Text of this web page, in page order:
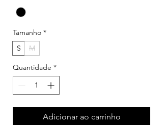
Tamanho *
S
M
Quantidade *
Adicionar ao carrinho